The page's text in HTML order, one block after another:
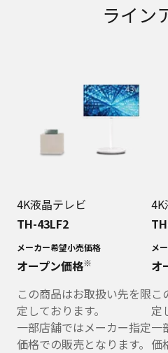
ライン
4K液晶テレビ
TH-43LF2
メーカー希望小売価格
オープン価格※
この商品はお取扱い先を限
定しております。
一部店舗ではメーカー指定
価格での販売となります。
4K
メ
オ
こ
定
一
価